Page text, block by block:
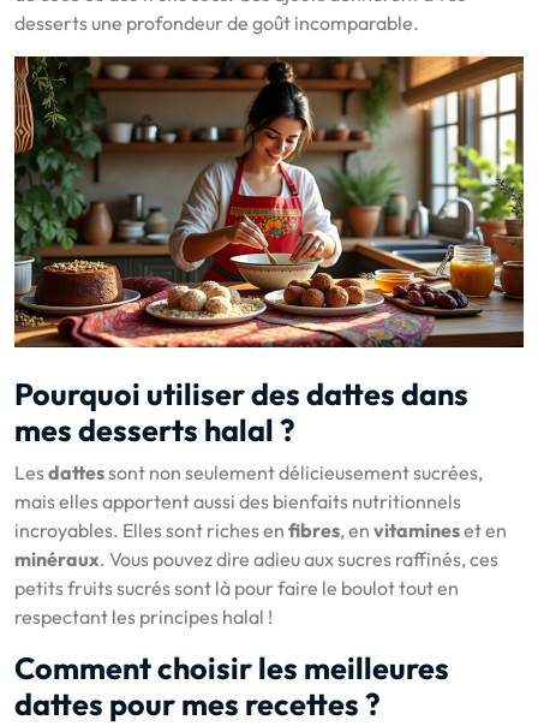
desserts une profondeur de goût incomparable.
Pourquoi utiliser des dattes dans
mes desserts halal ?
Lesdattessont non seulement délicieusement sucrées,
mais elles apportent aussi des bienfaits nutritionnels
incroyables. Elles sont riches en fibres, en vitamineset en
minéraux. Vous pouvez dire adieu aux sucres raffinés, ces
petits fruits sucrés sont là pour faire le boulot tout en
respectant les principes halal !
Comment choisir les meilleures
dattes pour mes recettes ?